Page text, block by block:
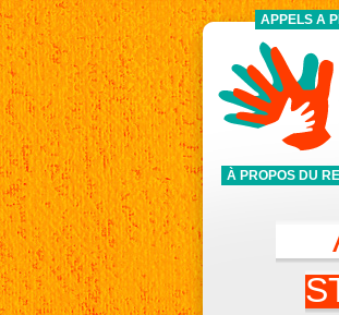
À PROPOS DU
APPELS A